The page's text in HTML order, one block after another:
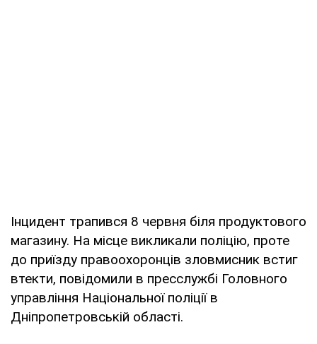
Інцидент трапився 8 червня біля продуктового
магазину. На місце викликали поліцію, проте
до приїзду правоохоронців зловмисник встиг
втекти, повідомили в пресслужбі Головного
управління Національної поліції в
Дніпропетровській області.